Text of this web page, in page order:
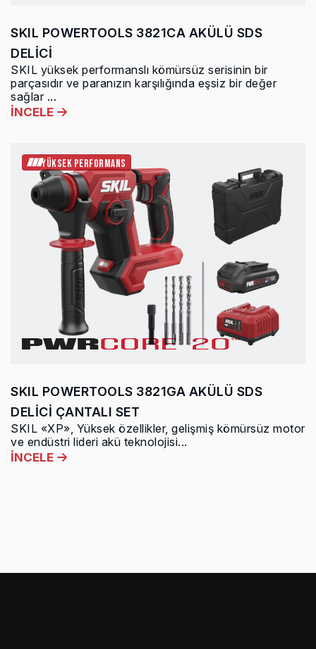
SKIL POWERTOOLS 3821CA AKÜLÜ SDS
DELİCİ
SKIL yüksek performanslı kömürsüz serisinin bir
parçasıdır ve paranızın karşılığında eşsiz bir değer
sağlar ...
İNCELE
YÜKSEK PERFORMANS
SKIL POWERTOOLS 3821GA AKÜLÜ SDS
DELİCİ ÇANTALI SET
SKIL «XP», Yüksek özellikler, gelişmiş kömürsüz motor
ve endüstri lideri akü teknolojisi...
İNCELE